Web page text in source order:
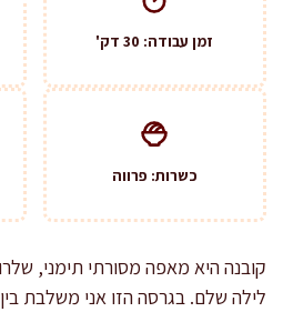
זמן עבודה: 30 דק'
כשרות: פרווה
קובנה היא מאפה מסורתי תימני,
לילה שלם. בגרסה הזו אני משלבת